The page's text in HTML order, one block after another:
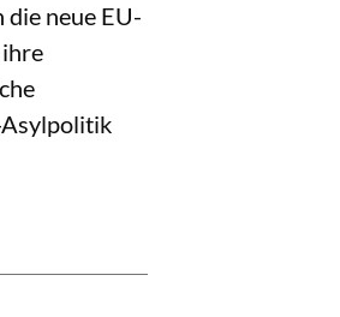
neue EU-
Asylpolitik